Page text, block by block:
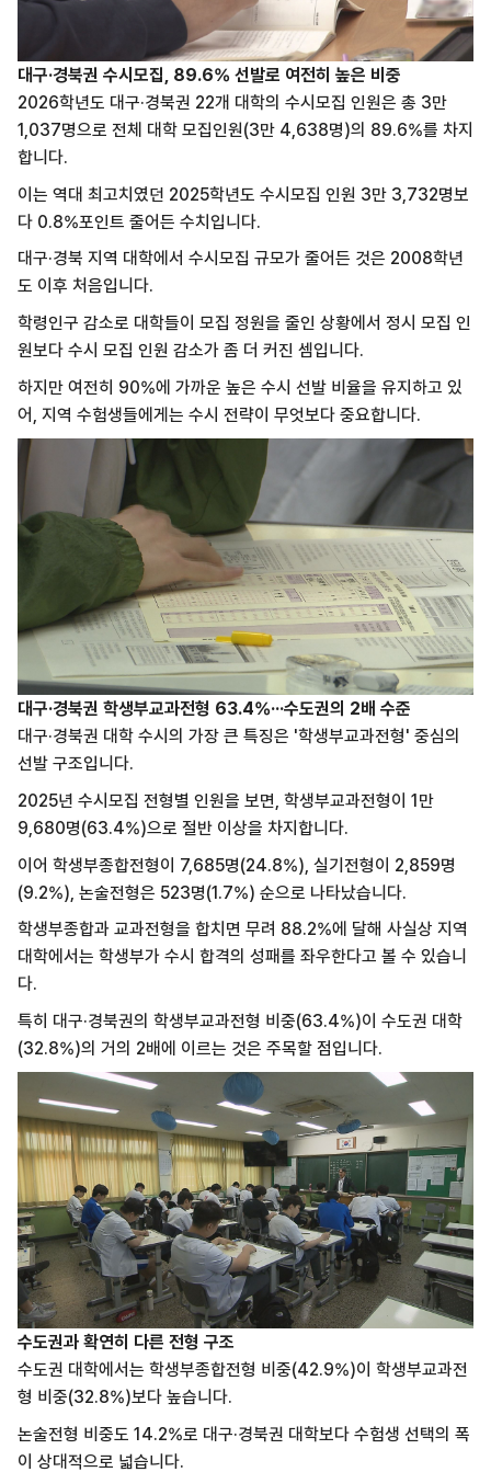
대구·경북권 수시모집, 89.6% 선발로 여전히 높은 비중
2026학년도 대구·경북권 22개 대학의 수시모집 인원은 총 3만
1,037명으로 전체 대학 모집인원(3만 4,638명)의 89.6%를 차지
합니다.
이는 역대 최고치였던 2025학년도 수시모집 인원 3만 3,732명보
다 0.8%포인트 줄어든 수치입니다.
대구·경북 지역 대학에서 수시모집 규모가 줄어든 것은 2008학년
도 이후 처음입니다.
학령인구 감소로 대학들이 모집 정원을 줄인 상황에서 정시 모집 인
원보다 수시 모집 인원 감소가 좀 더 커진 셈입니다.
하지만 여전히 90%에 가까운 높은 수시 선발 비율을 유지하고 있
어, 지역 수험생들에게는 수시 전략이 무엇보다 중요합니다.
대구·경북권 학생부교과전형 63.4%···수도권의 2배 수준
대구·경북권 대학 수시의 가장 큰 특징은 '학생부교과전형' 중심의
선발 구조입니다.
2025년 수시모집 전형별 인원을 보면, 학생부교과전형이 1만
9,680명(63.4%)으로 절반 이상을 차지합니다.
이어 학생부종합전형이 7,685명(24.8%), 실기전형이 2,859명
(9.2%), 논술전형은 523명(1.7%) 순으로 나타났습니다.
학생부종합과 교과전형을 합치면 무려 88.2%에 달해 사실상 지역
대학에서는 학생부가 수시 합격의 성패를 좌우한다고 볼 수 있습니
다.
특히 대구·경북권의 학생부교과전형 비중(63.4%)이 수도권 대학
(32.8%)의 거의 2배에 이르는 것은 주목할 점입니다.
수도권과 확연히 다른 전형 구조
수도권 대학에서는 학생부종합전형 비중(42.9%)이 학생부교과전
형 비중(32.8%)보다 높습니다.
논술전형 비중도 14.2%로 대구·경북권 대학보다 수험생 선택의 폭
이 상대적으로 넓습니다.